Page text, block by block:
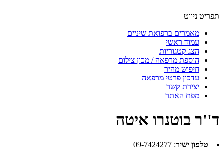
תפריט ניווט
מאמרים ברפואת שיניים
עמוד ראשי
הצג קטגוריות
הוספת מרפאה / מכון צילום
חיפוש מהיר
עדכון פרטי מרפאה
יצירת קשר
מפת האתר
ד''ר בוטנרו איטה
טלפון ישיר:
09-7424277